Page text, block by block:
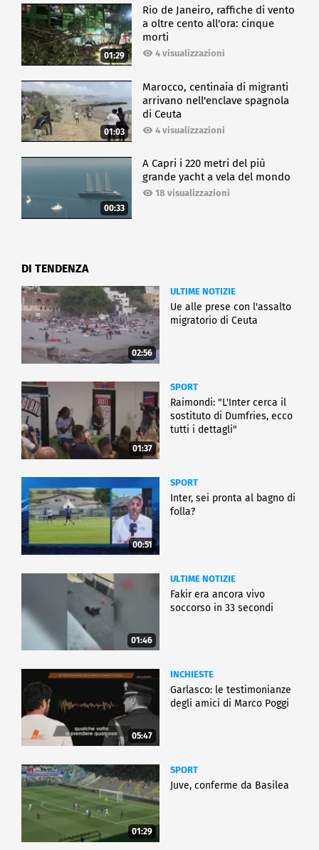
01:29
Rio de Janeiro, raffiche di vento
a oltre cento all'ora: cinque
morti
4 visualizzazioni
01:03
Marocco, centinaia di migranti
arrivano nell'enclave spagnola
di Ceuta
4 visualizzazioni
00:33
A Capri i 220 metri del più
grande yacht a vela del mondo
18 visualizzazioni
DI TENDENZA
02:56
ULTIME NOTIZIE
Ue alle prese con l'assalto
migratorio di Ceuta
01:37
SPORT
Raimondi: "L'Inter cerca il
sostituto di Dumfries, ecco
tutti i dettagli"
00:51
SPORT
Inter, sei pronta al bagno di
folla?
01:46
ULTIME NOTIZIE
Fakir era ancora vivo
soccorso in 33 secondi
05:47
INCHIESTE
Garlasco: le testimonianze
degli amici di Marco Poggi
01:29
SPORT
Juve, conferme da Basilea